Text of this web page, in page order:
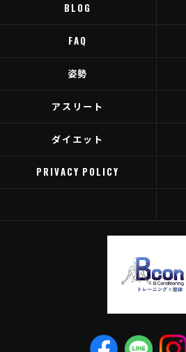
BLOG
FAQ
姿勢
アスリート
ダイエット
PRIVACY POLICY